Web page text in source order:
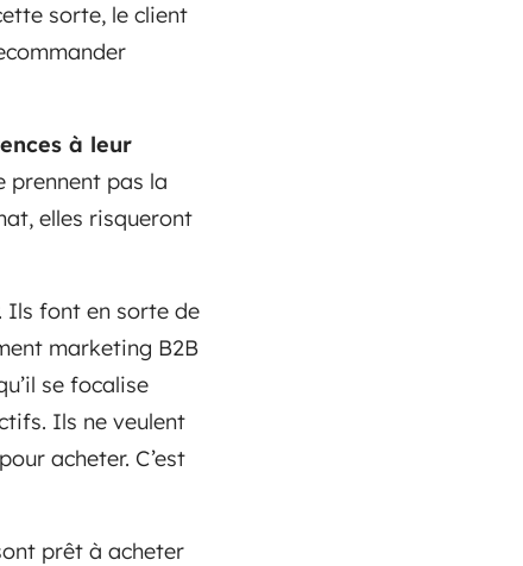
sorte, le client
à leur
prennent pas la
elles risqueront
Ils font en sorte de
marketing B2B
se focalise
Ils ne veulent
acheter. C’est
prêt à acheter